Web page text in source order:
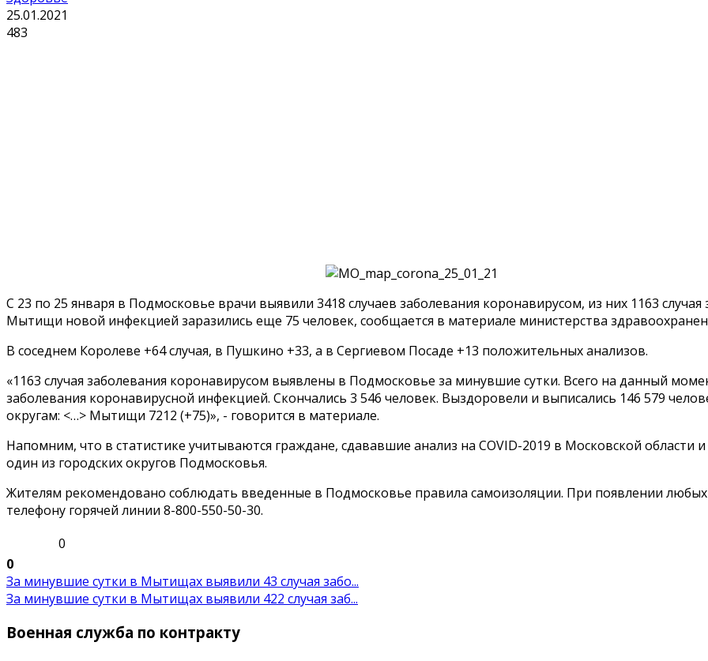
25.01.2021
483
С 23 по 25 января в Подмосковье врачи выявили 3418 случаев заболевания коронавирусом, из них 1163
Мытищи новой инфекцией заразились еще 75 человек, сообщается в материале министерства
В соседнем Королеве +64 случая, в Пушкино +33, а в Сергиевом Посаде +13 положительных анализов.
«1163 случая заболевания коронавирусом выявлены в Подмосковье за минувшие сутки. Всего на данный
заболевания коронавирусной инфекцией. Скончались 3 546 человек. Выздоровели и выписались 146 579
округам: <…> Мытищи 7212 (+75)», - говорится в материале.
Напомним, что в статистике учитываются граждане, сдававшие анализ на COVID-2019 в Московской области
один из городских округов Подмосковья.
Жителям рекомендовано соблюдать введенные в Подмосковье правила самоизоляции. При появлении
телефону горячей линии 8-800-550-50-30.
0
0
За минувшие сутки в Мытищах выявили 43 случая забо...
За минувшие сутки в Мытищах выявили 422 случая заб...
Военная служба по контракту